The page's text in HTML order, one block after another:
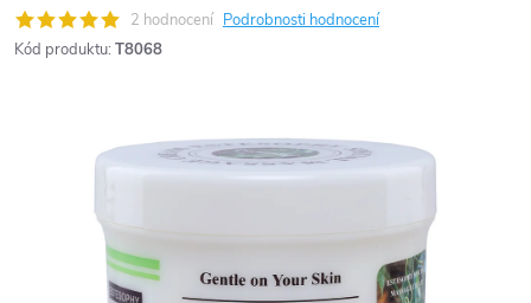
2 hodnocení Podrobnosti hodnocení
Kód produktu: T8068